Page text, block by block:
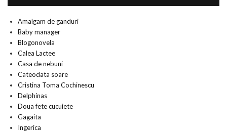
Amalgam de ganduri
Baby manager
Blogonovela
Calea Lactee
Casa de nebuni
Cateodata soare
Cristina Toma Cochinescu
Delphinas
Doua fete cucuiete
Gagaita
Ingerica